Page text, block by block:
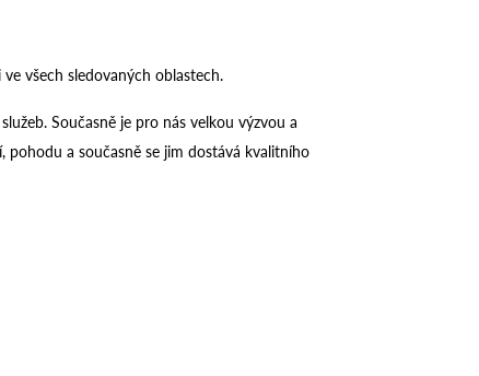
všech sledovaných oblastech.
Současně je pro nás velkou výzvou a
pohodu a současně se jim dostává kvalitního